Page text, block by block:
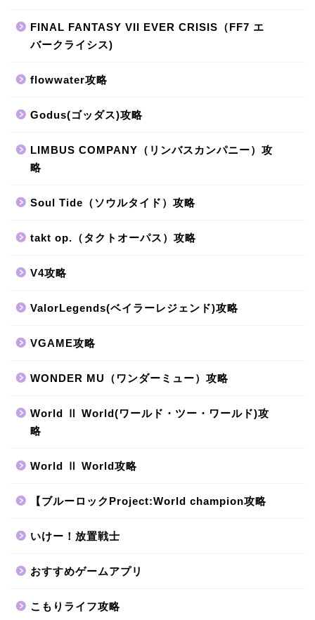
FINAL FANTASY VII EVER CRISIS（FF7 エ
バークライシス)
flowwater攻略
Godus(ゴッダス)攻略
LIMBUS COMPANY（リンバスカンパニー）攻
略
Soul Tide（ソウルタイド）攻略
takt op.（タクトオーパス）攻略
V4攻略
ValorLegends(ベイラーレジェンド)攻略
VGAME攻略
WONDER MU（ワンダーミュー）攻略
World Ⅱ World(ワールド・ツー・ワールド)攻
略
World Ⅱ World攻略
【ブルーロックProject:World champion攻略
いけー！放置戦士
おすすめゲームアプリ
こもりライフ攻略